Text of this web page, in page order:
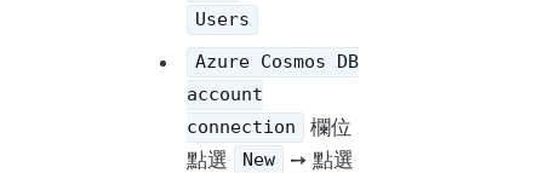
Users
Azure Cosmos DB
account
connection
欄位
點選
New ➙ 點選